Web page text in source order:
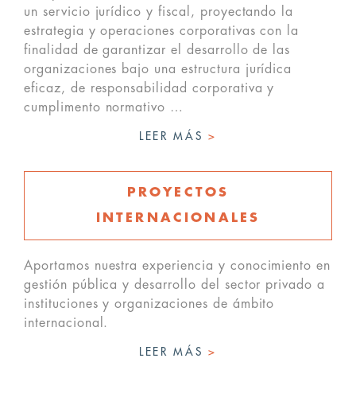
un servicio jurídico y fiscal, proyectando la
estrategia y operaciones corporativas con la
finalidad de garantizar el desarrollo de las
organizaciones bajo una estructura jurídica
eficaz, de responsabilidad corporativa y
cumplimento normativo …
LEER MÁS>
PROYECTOS
INTERNACIONALES
Aportamos nuestra experiencia y conocimiento en
gestión pública y desarrollo del sector privado a
instituciones y organizaciones de ámbito
internacional.
LEER MÁS>